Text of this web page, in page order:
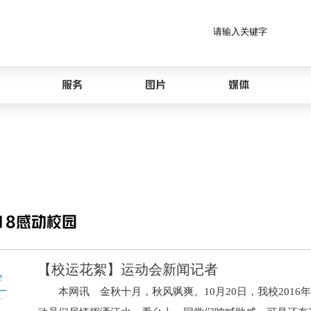
服务 图片 媒体
感动校园
【校运花絮】运动会新闻记者
本网讯 金秋十月，秋风飒爽。10月20日，我校2016年